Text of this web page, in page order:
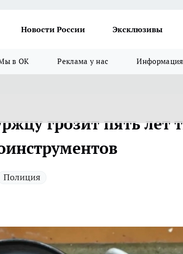
Новости России Эксклюзивы
в ОК Реклама у нас
грозит пять
Полиция